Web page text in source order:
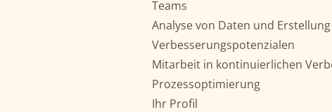
Teams
Analyse von Daten und
Verbesserungspotenzialen
Mitarbeit in kontinuierlichen
Prozessoptimierung
Ihr Profil